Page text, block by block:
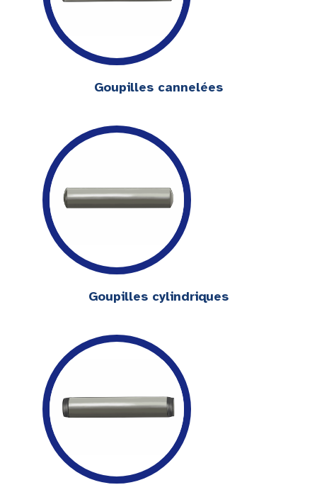
Goupilles cannelées
Goupilles cylindriques